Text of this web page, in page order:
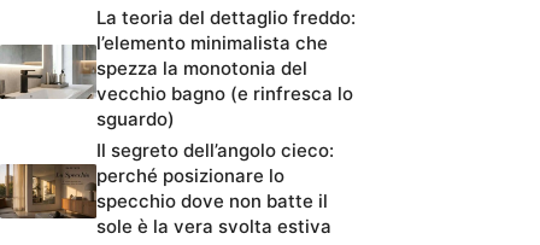
La teoria del dettaglio freddo:
l’elemento minimalista che
spezza la monotonia del
vecchio bagno (e rinfresca lo
sguardo)
Il segreto dell’angolo cieco:
perché posizionare lo
specchio dove non batte il
sole è la vera svolta estiva